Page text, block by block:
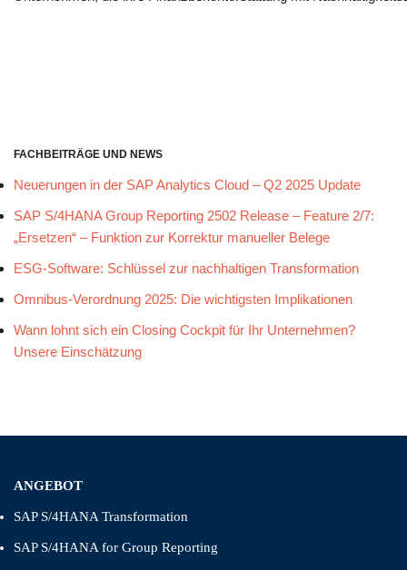
FACHBEITRÄGE UND NEWS
Neuerungen in der SAP Analytics Cloud – Q2 2025 Update
SAP S/4HANA Group Reporting 2502 Release – Feature 2/7:
„Ersetzen“ – Funktion zur Korrektur manueller Belege
ESG-Software: Schlüssel zur nachhaltigen Transformation
Omnibus-Verordnung 2025: Die wichtigsten Implikationen
Wann lohnt sich ein Closing Cockpit für Ihr Unternehmen?
Unsere Einschätzung
ANGEBOT
SAP S/4HANA Transformation
SAP S/4HANA for Group Reporting